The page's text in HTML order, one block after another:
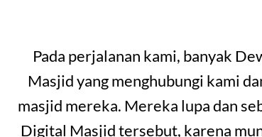
Pada perjalanan kami, banyak
Masjid yang menghubungi kami
masjid mereka. Mereka lupa dan
Digital Masjid tersebut, karena